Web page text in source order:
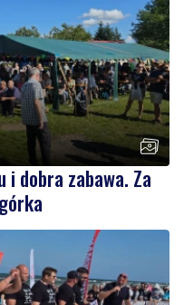
i dobra zabawa. Za